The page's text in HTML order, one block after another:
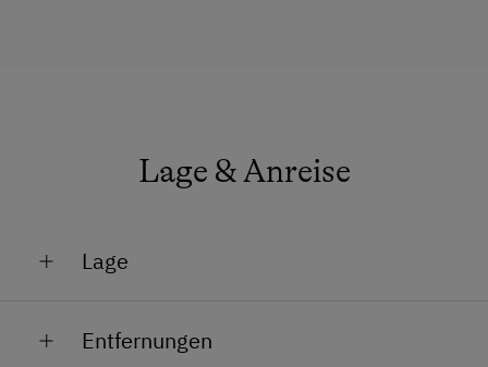
ToiletteLage & Anreise
Lage
Lage im Grünen
Entfernungen